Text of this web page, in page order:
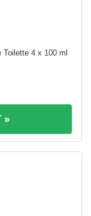
4 x 100 ml
»